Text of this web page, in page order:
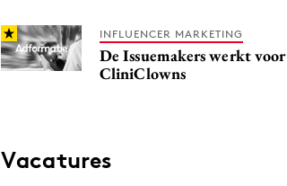
INFLUENCER MARKETING
De Issuemakers werkt voor
CliniClowns
Vacatures